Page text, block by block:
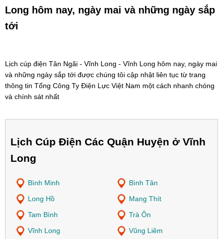
Long hôm nay, ngày mai và những ngày sắp
tới
Lịch cúp điện Tân Ngãi - Vĩnh Long - Vĩnh Long hôm nay, ngày mai
và những ngày sắp tới được chúng tôi cập nhật liên tục từ trang
thông tin Tổng Công Ty Điện Lực Việt Nam một cách nhanh chóng
và chính sát nhất
Lịch Cúp Điện Các Quận Huyện ở Vĩnh
Long
Bình Minh
Bình Tân
Long Hồ
Mang Thít
Tam Bình
Trà Ôn
Vĩnh Long
Vũng Liêm